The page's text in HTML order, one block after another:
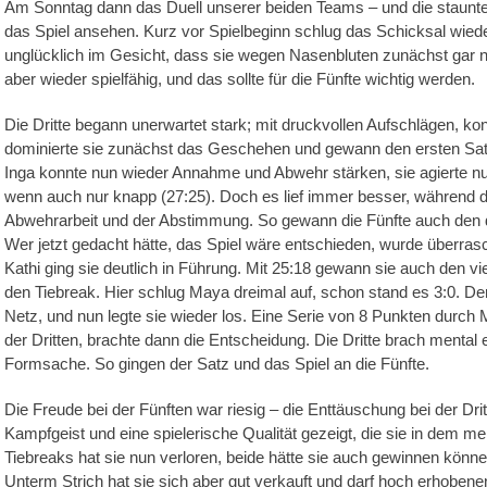
Am Sonntag dann das Duell unserer beiden Teams – und die
das Spiel ansehen. Kurz vor Spielbeginn schlug das Schicksal
unglücklich im Gesicht, dass sie wegen Nasenbluten zunächst gar
aber wieder spielfähig, und das sollte für die Fünfte wichtig werden.
Die Dritte begann unerwartet stark; mit druckvollen Aufschlägen,
dominierte sie zunächst das Geschehen und gewann den ersten
Inga konnte nun wieder Annahme und Abwehr stärken, sie agierte
wenn auch nur knapp (27:25). Doch es lief immer besser, während
Abwehrarbeit und der Abstimmung. So gewann die Fünfte auch
Wer jetzt gedacht hätte, das Spiel wäre entschieden, wurde
Kathi ging sie deutlich in Führung. Mit 25:18 gewann sie auch den
den Tiebreak. Hier schlug Maya dreimal auf, schon stand es 3:0.
Netz, und nun legte sie wieder los. Eine Serie von 8 Punkten
der Dritten, brachte dann die Entscheidung. Die Dritte brach
Formsache. So gingen der Satz und das Spiel an die Fünfte.
Die Freude bei der Fünften war riesig – die Enttäuschung bei der
Kampfgeist und eine spielerische Qualität gezeigt, die sie in dem
Tiebreaks hat sie nun verloren, beide hätte sie auch gewinnen
Unterm Strich hat sie sich aber gut verkauft und darf hoch